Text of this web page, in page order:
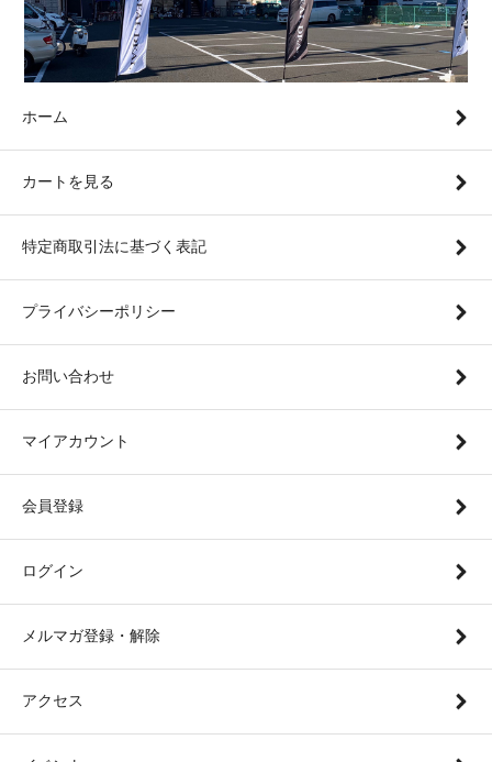
ホーム
カートを見る
特定商取引法に基づく表記
プライバシーポリシー
お問い合わせ
マイアカウント
会員登録
ログイン
メルマガ登録・解除
アクセス